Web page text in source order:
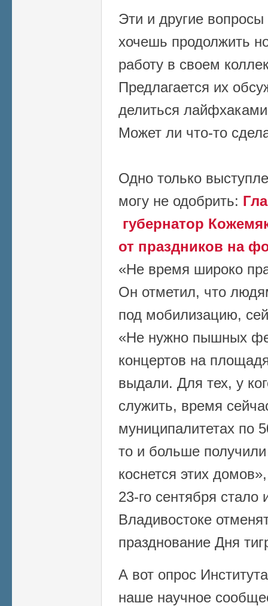
Эти и другие
хочешь продолжить
работу в своем
Предлагается их
делиться
Может ли что-то
Одно только
могу не одобрить:
губернатор
от праздников на
«Не время широко
Он отметил, что
под мобилизацию,
«Не нужно пышных
концертов на
выдали. Для тех, у
служить, время
муниципалитетах по
то и больше
коснется этих
23-го сентября стало
Владивостоке
празднование Дня
А вот опрос
наше научное